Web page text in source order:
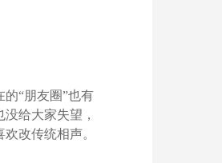
“朋友圈”也有
给大家失望，
改传统相声。